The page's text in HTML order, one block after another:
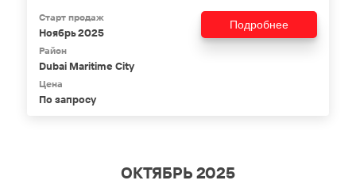
Старт продаж
Ноябрь 2025
Район
Dubai Maritime City
Цена
По запросу
Подробнее
ОКТЯБРЬ 2025